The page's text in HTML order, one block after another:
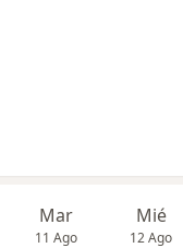
Mar
11 Ago
Mié
12 Ago